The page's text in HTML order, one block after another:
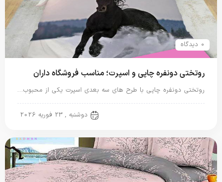
0 دیدگاه
روتختی دونفره چاپی و اسپرت؛ مناسب فروشگاه داران
روتختی دونفره چاپی با طرح های سه بعدی اسپرت یکی از محبوب…
دوشنبه , 23 فوریه 2026